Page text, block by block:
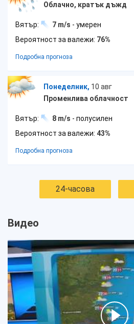
Облачно, кратък дъжд
Вятър: 7 m/s - умерен
Вероятност за валежи: 76%
Подробна прогноза
Понеделник, 10 авг
Променлива облачност
Вятър: 8 m/s - полусилен
Вероятност за валежи: 43%
Подробна прогноза
24-часова
Видео